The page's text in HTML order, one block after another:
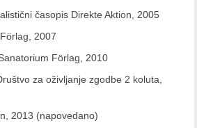
časopis Direkte Aktion, 2005
2007
Förlag, 2010
za oživljanje zgodbe 2 koluta,
2013 (napovedano)